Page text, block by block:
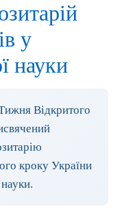
у
науки
Відкритого
кроку України